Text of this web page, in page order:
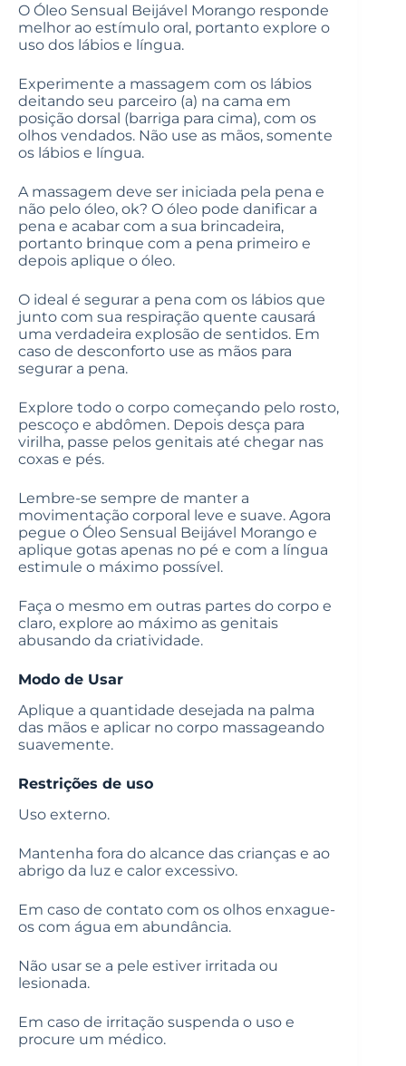
O Óleo Sensual Beijável Morango responde
melhor ao estímulo oral, portanto explore o
uso dos lábios e língua.
Experimente a massagem com os lábios
deitando seu parceiro (a) na cama em
posição dorsal (barriga para cima), com os
olhos vendados. Não use as mãos, somente
os lábios e língua.
A massagem deve ser iniciada pela pena e
não pelo óleo, ok? O óleo pode danificar a
pena e acabar com a sua brincadeira,
portanto brinque com a pena primeiro e
depois aplique o óleo.
O ideal é segurar a pena com os lábios que
junto com sua respiração quente causará
uma verdadeira explosão de sentidos. Em
caso de desconforto use as mãos para
segurar a pena.
Explore todo o corpo começando pelo rosto,
pescoço e abdômen. Depois desça para
virilha, passe pelos genitais até chegar nas
coxas e pés.
Lembre-se sempre de manter a
movimentação corporal leve e suave. Agora
pegue o Óleo Sensual Beijável Morango e
aplique gotas apenas no pé e com a língua
estimule o máximo possível.
Faça o mesmo em outras partes do corpo e
claro, explore ao máximo as genitais
abusando da criatividade.
Modo de Usar
Aplique a quantidade desejada na palma
das mãos e aplicar no corpo massageando
suavemente.
Restrições de uso
Uso externo.
Mantenha fora do alcance das crianças e ao
abrigo da luz e calor excessivo.
Em caso de contato com os olhos enxague-
os com água em abundância.
Não usar se a pele estiver irritada ou
lesionada.
Em caso de irritação suspenda o uso e
procure um médico.